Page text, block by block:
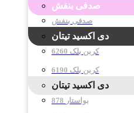
صدفی بنفش
صدفی بنفش
دی اکسید تیتان
کربن بلک 6260
کربن بلک 6190
دی اکسید تیتان
878 بواستار